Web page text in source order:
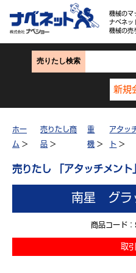
機械のマ
ナベネッ
機械の売
売りたし検索
新規
ホー
ム >
売りたし商
品 >
重
機 >
アタッ
ト >
売りたし 「アタッチメント
南星 グラ
商品コー
取